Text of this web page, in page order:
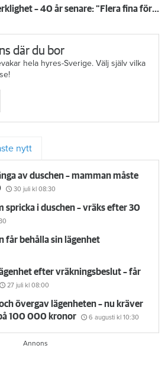
Kompisdealen blev verklighet – 40 år senare: "Flera fina fördelar med att dela bostad"
där du bor
hela hyres-Sverige. Välj själv vilka
nytt
av duschen – mamman måste
30 juli kl 08:30
spricka i duschen – vräks efter 30
får behålla sin lägenhet
efter vräkningsbeslut – får
27 juli kl 08:00
övergav lägenheten – nu kräver
100 000 kronor
6 augusti kl 10:30